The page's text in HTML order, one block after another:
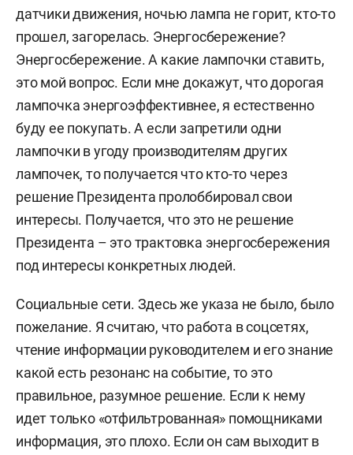
датчики движения, ночью лампа не горит, кто-то
прошел, загорелась. Энергосбережение?
Энергосбережение. А какие лампочки ставить,
это мой вопрос. Если мне докажут, что дорогая
лампочка энергоэффективнее, я естественно
буду ее покупать. А если запретили одни
лампочки в угоду производителям других
лампочек, то получается что кто-то через
решение Президента пролоббировал свои
интересы. Получается, что это не решение
Президента – это трактовка энергосбережения
под интересы конкретных людей.
Социальные сети. Здесь же указа не было, было
пожелание. Я считаю, что работа в соцсетях,
чтение информации руководителем и его знание
какой есть резонанс на событие, то это
правильное, разумное решение. Если к нему
идет только «отфильтрованная» помощниками
информация, это плохо. Если он сам выходит в